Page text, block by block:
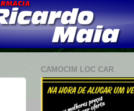
CAMOCIM LOC CAR